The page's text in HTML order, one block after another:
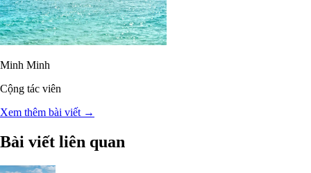
Minh Minh
Cộng tác viên
Xem thêm bài viết →
Bài viết liên quan